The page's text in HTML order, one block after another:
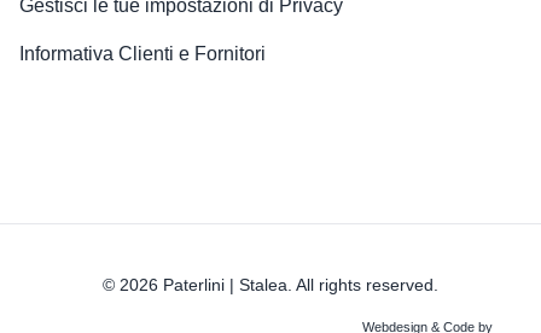
Gestisci le tue impostazioni di Privacy
Informativa Clienti e Fornitori
© 2026 Paterlini | Stalea. All rights reserved.
Webdesign & Code by